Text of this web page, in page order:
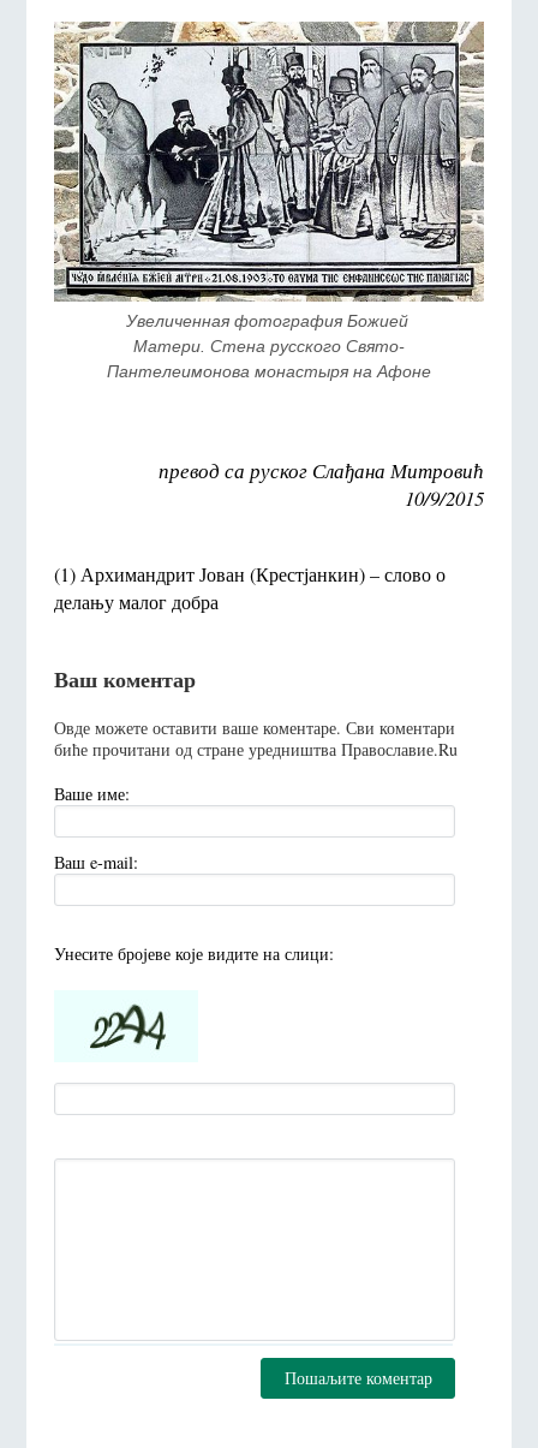
Увеличенная фотография Божией
Матери. Стена русского Свято-
Пантелеимонова монастыря на Афоне
превод са руског Слађана Митровић
10/9/2015
(1) Архимандрит Јован (Крестјанкин) – слово о
делању малог добра
Ваш коментар
Овде можете оставити ваше коментаре. Сви коментари
биће прочитани од стране уредништва Православие.Ru
Ваше име:
Ваш e-mail:
Унесите броjеве коjе видите на слици:
Пошаљите коментар